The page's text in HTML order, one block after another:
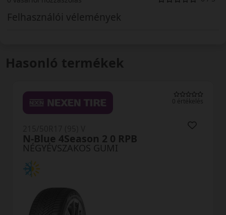
Felhasználói vélemények
Hasonló termékek
0 értékelés
NÉGYÉVSZAKOS GUMI
N-Blue 4Season 2 0 RPB